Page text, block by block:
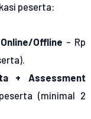
peserta:
Offline – Rp
+ Assessment
(minimal 2